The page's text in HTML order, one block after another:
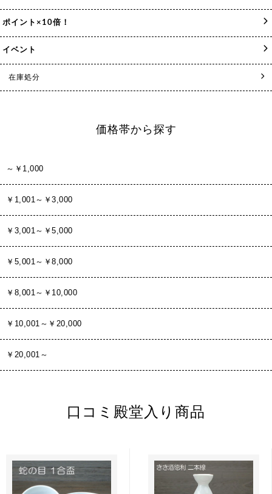
ポイント×10倍！
イベント
在庫処分
価格帯から探す
～￥1,000
￥1,001～￥3,000
￥3,001～￥5,000
￥5,001～￥8,000
￥8,001～￥10,000
￥10,001～￥20,000
￥20,001～
口コミ殿堂入り商品